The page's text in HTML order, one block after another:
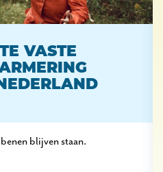
VASTE
blijven staan.